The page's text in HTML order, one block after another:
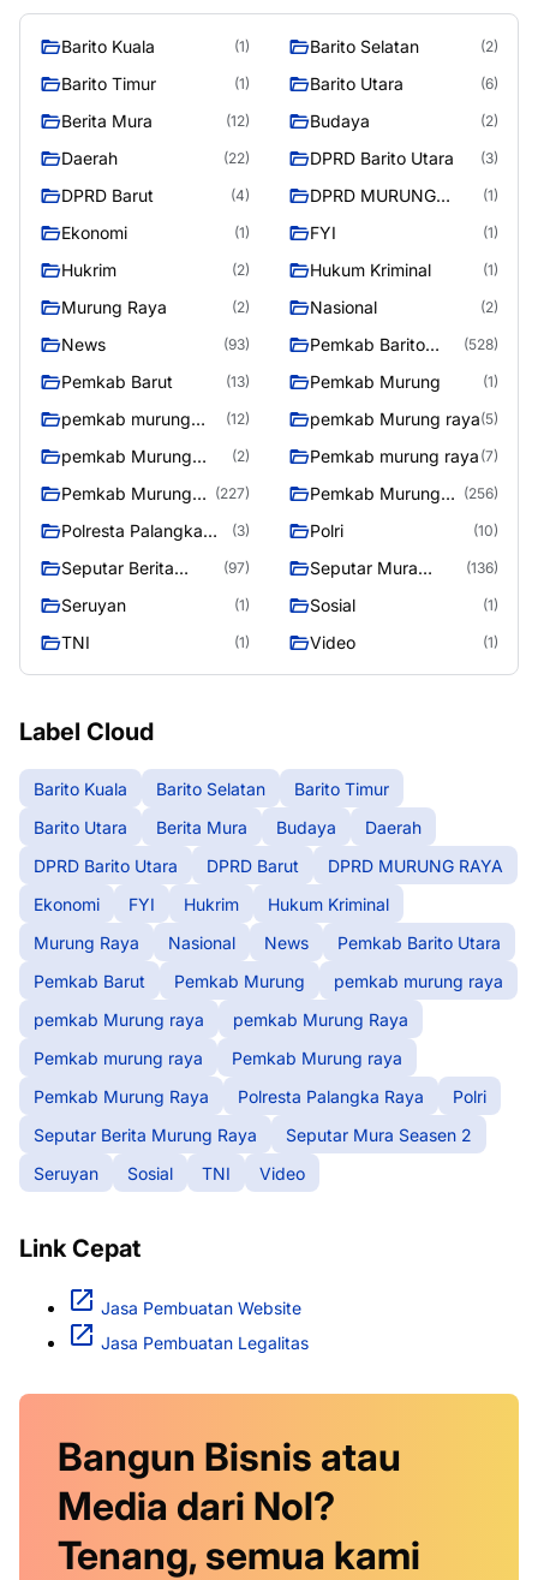
Barito Kuala (1) Barito Selatan (2)
Barito Timur (1) Barito Utara (6)
Berita Mura (12) Budaya (2)
Daerah (22) DPRD Barito Utara (3)
DPRD Barut (4)
DPRD MURUNG
(1)
Ekonomi (1) FYI (1)
Hukrim (2) Hukum Kriminal (1)
Murung Raya (2) Nasional (2)
News (93)
Pemkab Barito
(528)
Pemkab Barut (13) Pemkab Murung (1)
pemkab murung
(12) pemkab Murung raya(5)
pemkab Murung
(2) Pemkab murung raya (7)
Pemkab Murung
(227)
Pemkab Murung
(256)
Polresta Palangka
(3) Polri (10)
Seputar Berita
(97)
Seputar Mura
(136)
Seruyan (1) Sosial (1)
TNI (1) Video (1)
Label Cloud
Barito Kuala Barito Selatan
Barito Timur
Barito Utara
Berita Mura Budaya
Daerah
DPRD Barito Utara
DPRD Barut
DPRD MURUNG RAYA
Ekonomi
FYI Hukrim
Hukum Kriminal
Murung Raya
Nasional News
Pemkab Barito Utara
Pemkab Barut
Pemkab Murung
pemkab murung raya
pemkab Murung raya
pemkab Murung Raya
Pemkab murung raya
Pemkab Murung raya
Pemkab Murung Raya
Polresta Palangka Raya
Polri
Seputar Berita Murung Raya
Seputar Mura Seasen 2
Seruyan
Sosial TNI Video
Link Cepat
Jasa Pembuatan Website
Jasa Pembuatan Legalitas
Bangun Bisnis atau
Media dari Nol?
Tenang, semua kami